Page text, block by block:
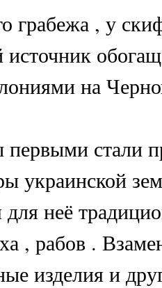
грабежа , у
на
стали
украинской
для неё
, рабов .
изделия и